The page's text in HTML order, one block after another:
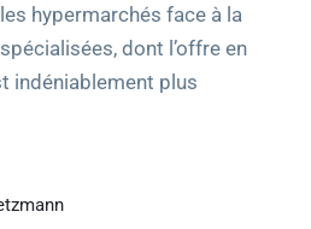
hypermarchés face à la
dont l’offre en
indéniablement plus